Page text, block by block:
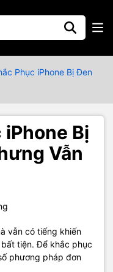
Phục iPhone Bị Đen
Bị
Vẫn
vẫn có tiếng khiến
tiện. Để khắc phục
phương pháp đơn